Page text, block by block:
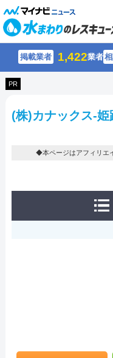
掲載業者 1,422業者
PR
(株)カナックス-姫
◆本ページはアフィリエ